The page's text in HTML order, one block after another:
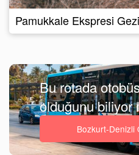
Pamukkale Ekspresi
Bu rotada
olduğunu biliyor
Bozkurt-Denizli